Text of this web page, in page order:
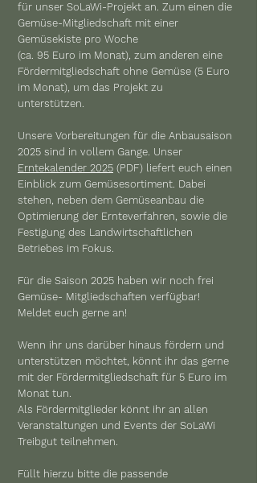
für unser SoLaWi-Projekt an. Zum einen die
Gemüse-Mitgliedschaft mit einer
Gemüsekiste pro Woche
(ca. 95 Euro im Monat), zum anderen eine
Fördermitgliedschaft ohne Gemüse (5 Euro
im Monat), um das Projekt zu
unterstützen.
Unsere Vorbereitungen für die Anbausaison
2025 sind in vollem Gange. Unser
Erntekalender 2025 (PDF) liefert euch einen
Einblick zum Gemüsesortiment. Dabei
stehen, neben dem Gemüseanbau die
Optimierung der Ernteverfahren, sowie die
Festigung des Landwirtschaftlichen
Betriebes im Fokus.
Für die Saison 2025 haben wir noch frei
Gemüse- Mitgliedschaften verfügbar!
Meldet euch gerne an!
Wenn ihr uns darüber hinaus fördern und
unterstützen möchtet, könnt ihr das gerne
mit der Fördermitgliedschaft für 5 Euro im
Monat tun.
Als Fördermitglieder könnt ihr an allen
Veranstaltungen und Events der SoLaWi
Treibgut teilnehmen.
Füllt hierzu bitte die passende